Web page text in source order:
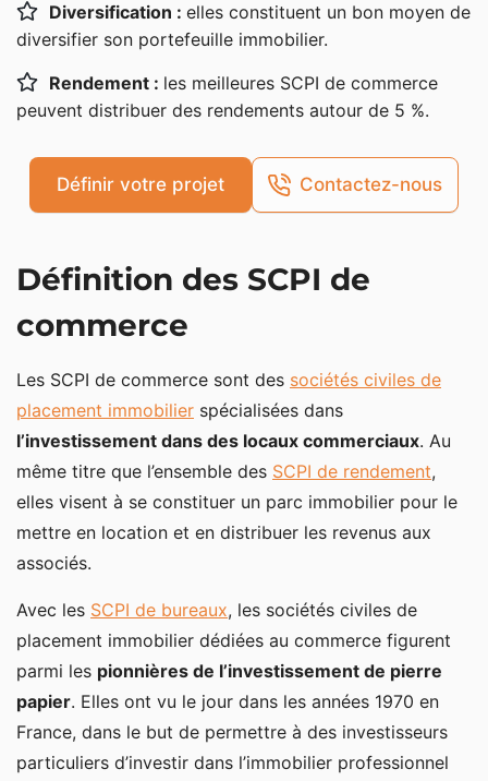
L’immobilier commercial, un marché porteur
Investir dans l’immobilier de commerce en direct ou
via la SCPI
Le rendement des SCPI de commerce
Paref Prima
SCPI de commerce : avantages et inconvénients
Diversification : elles constituent un bon moyen de
diversifier son portefeuille immobilier.
Rendement : les meilleures SCPI de commerce
peuvent distribuer des rendements autour de 5 %.
Définir votre projet Contactez-nous
Définition des SCPI de
commerce
Les SCPI de commerce sont des sociétés civiles de
placement immobilier spécialisées dans
l’investissement dans des locaux commerciaux. Au
même titre que l’ensemble des SCPI de rendement,
elles visent à se constituer un parc immobilier pour le
mettre en location et en distribuer les revenus aux
associés.
Avec les SCPI de bureaux, les sociétés civiles de
placement immobilier dédiées au commerce figurent
parmi les pionnières de l’investissement de pierre
papier. Elles ont vu le jour dans les années 1970 en
France, dans le but de permettre à des investisseurs
particuliers d’investir dans l’immobilier professionnel